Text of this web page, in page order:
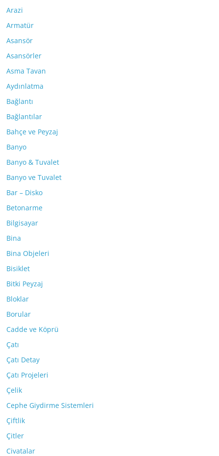
Arazi
Armatür
Asansör
Asansörler
Asma Tavan
Aydınlatma
Bağlantı
Bağlantılar
Bahçe ve Peyzaj
Banyo
Banyo & Tuvalet
Banyo ve Tuvalet
Bar – Disko
Betonarme
Bilgisayar
Bina
Bina Objeleri
Bisiklet
Bitki Peyzaj
Bloklar
Borular
Cadde ve Köprü
Çatı
Çatı Detay
Çatı Projeleri
Çelik
Cephe Giydirme Sistemleri
Çiftlik
Çitler
Civatalar